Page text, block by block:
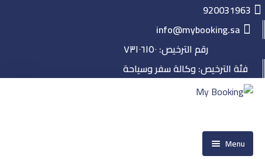
920031963
info@mybooking.sa
رقم الترخيص: ٧٣١٠٦١٥٠
فئة الترخيص: وكالة سفر وسياحة
Menu